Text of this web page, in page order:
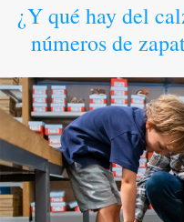
¿Y qué hay del
números de